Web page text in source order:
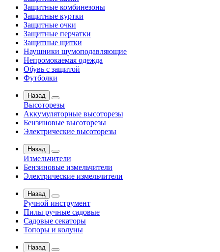
Защитные комбинезоны
Защитные куртки
Защитные очки
Защитные перчатки
Защитные щитки
Наушники шумоподавляющие
Непромокаемая одежда
Обувь с защитой
Футболки
Назад
Высоторезы
Аккумуляторные высоторезы
Бензиновые высоторезы
Электрические высоторезы
Назад
Измельчители
Бензиновые измельчители
Электрические измельчители
Назад
Ручной инструмент
Пилы ручные садовые
Садовые секаторы
Топоры и колуны
Назад